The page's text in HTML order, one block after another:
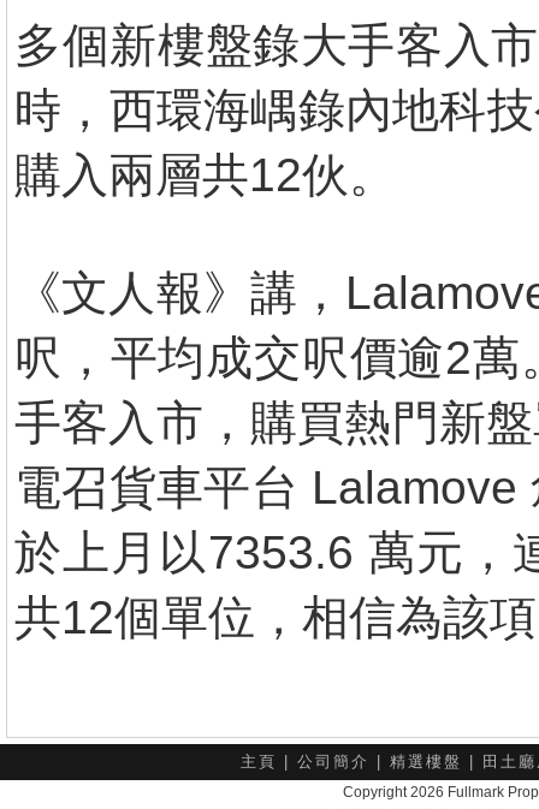
多個新樓盤錄大手客入
時，西環海嵎錄內地科
購入兩層共12伙。
《文人報》講，
呎，平均成交呎價逾2
手客入市，購買熱門新
電召貨車平台
於上月以7353.6 萬元，
共12個單位，相信為該
主頁 公司簡介 精選樓盤 田土
Copyright 2026 Fullmark